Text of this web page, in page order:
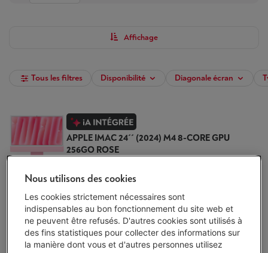
Affichage
Tous les filtres Disponibilité Diagonale écran
APPLE IMAC 24´´ (2024) M4 8-CORE GPU
256GO ROSE
Livré demain -Voir le stock
€ 1.819,00
J'achète
Comparer
Nous utilisons des cookies
Les cookies strictement nécessaires sont
indispensables au bon fonctionnement du site web et
ne peuvent être refusés. D'autres cookies sont utilisés à
des fins statistiques pour collecter des informations sur
la manière dont vous et d'autres personnes utilisez